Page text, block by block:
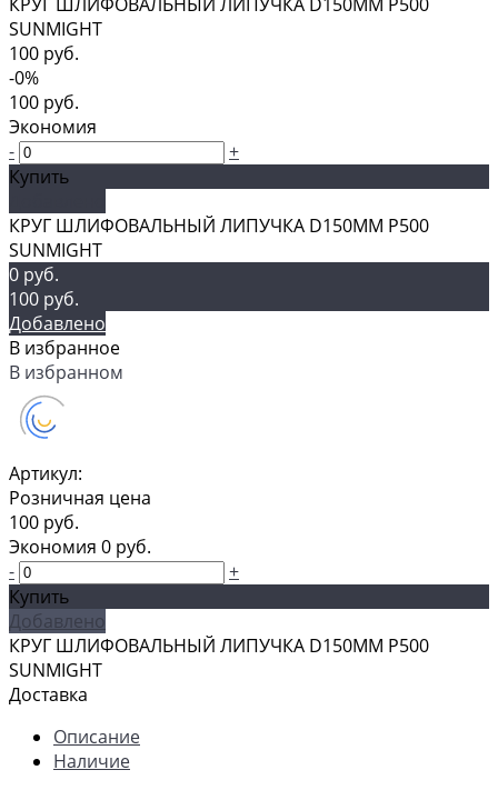
SUNMIGHT
100 руб.
-0%
100 руб.
Экономия
-
+
Купить
КРУГ ШЛИФОВАЛЬНЫЙ ЛИПУЧКА D150MM P500
SUNMIGHT
0 руб.
100 руб.
Добавлено
В избранное
В избранном
Артикул:
Розничная цена
100 руб.
Экономия 0 руб.
-
+
Купить
Добавлено
КРУГ ШЛИФОВАЛЬНЫЙ ЛИПУЧКА D150MM P500
SUNMIGHT
Доставка
Описание
Наличие